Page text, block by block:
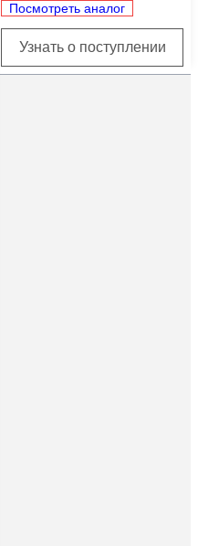
250B)
Посмотреть аналог
Узнать о поступлении